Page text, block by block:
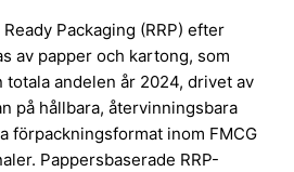
Packaging (RRP) efter
av papper och kartong, som
totala andelen år 2024, drivet av
på hållbara, återvinningsbara
förpackningsformat inom FMCG
Pappersbaserade RRP-